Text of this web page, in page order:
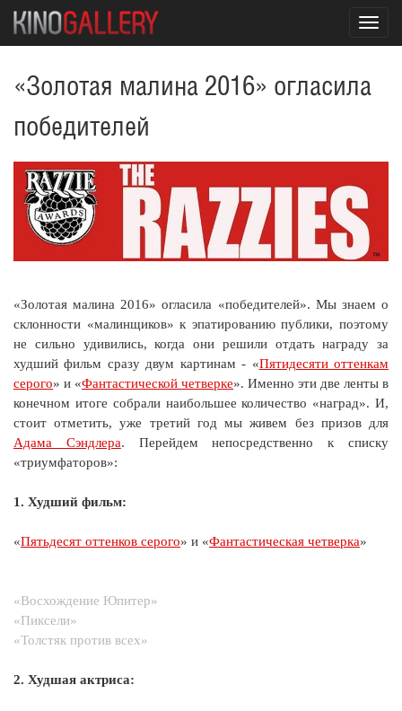
«Золотая малина 2016» огласила
победителей
«Золотая малина 2016» огласила «победителей». Мы знаем о
склонности «малинщиков» к эпатированию публики, поэтому
не сильно удивились, когда они решили отдать награду за
худший фильм сразу двум картинам - «Пятидесяти оттенкам
серого» и «Фантастической четверке». Именно эти две ленты в
конечном итоге собрали наибольшее количество «наград». И,
стоит отметить, уже третий год мы живем без призов для
Адама Сэндлера. Перейдем непосредственно к списку
«триумфаторов»:
1. Худший фильм:
«Пятьдесят оттенков серого» и «Фантастическая четверка»
«Восхождение Юпитер»
«Пиксели»
«Толстяк против всех»
2. Худшая актриса: